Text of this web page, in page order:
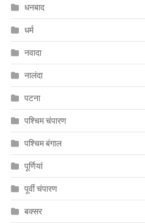
धनबाद
धर्म
नवादा
नालंदा
पटना
पश्चिम चंपारण
पश्चिम बंगाल
पूर्णियां
पूर्वी चंपारण
बक्सर